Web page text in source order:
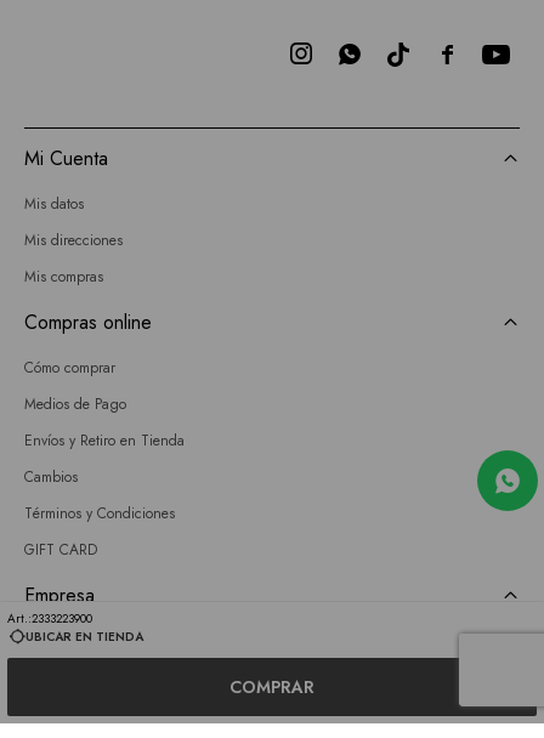
2333223900
UBICAR EN TIENDA
COMPRAR

 
Mi Cuenta
Mis datos
Mis direcciones
Mis compras
Compras online
Cómo comprar
Medios de Pago
Envíos y Retiro en Tienda
Cambios
Términos y Condiciones
GIFT CARD
Empresa
Sobre nosotros
Únete a nuestro equipo